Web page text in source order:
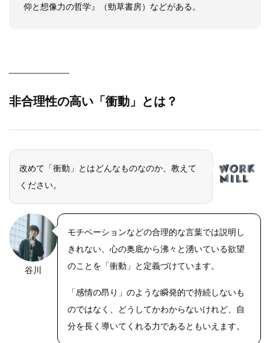
仰と想像力の哲学』（勁草書房）などがある。
非合理性の高い「衝動」とは？
改めて「衝動」とはどんなものなのか、教えて
ください。
谷川
モチベーションなどの合理的な言葉では説明し
きれない、心の奥底から沸々と湧いている欲望
のことを「衝動」と定義づけています。
「感情の昂り」のような瞬発的で持続しないも
のではなく、どうしてかわからないけれど、自
分を長く導いてくれる力であるともいえます。